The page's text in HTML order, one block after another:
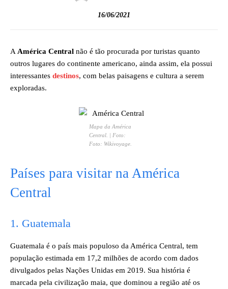
16/06/2021
A América Central não é tão procurada por turistas quanto
outros lugares do continente americano, ainda assim, ela possui
interessantes destinos, com belas paisagens e cultura a serem
exploradas.
Mapa da América
Central. | Foto:
Foto: Wikivoyage.
Países para visitar na América
Central
​1. Guatemala
Guatemala é o país mais populoso da América Central, tem
população estimada em 17,2 milhões de acordo com dados
divulgados pelas Nações Unidas em 2019. Sua história é
marcada pela civilização maia, que dominou a região até os